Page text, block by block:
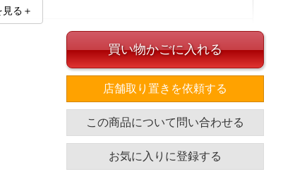
着丈
130 76
る＋
買い物かごに入れる
店舗取り置きを依頼する
この商品について問い合わせる
お気に入りに登録する